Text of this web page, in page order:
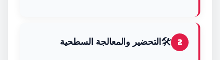
2
🛠️ التحضير والمعالجة السطحية